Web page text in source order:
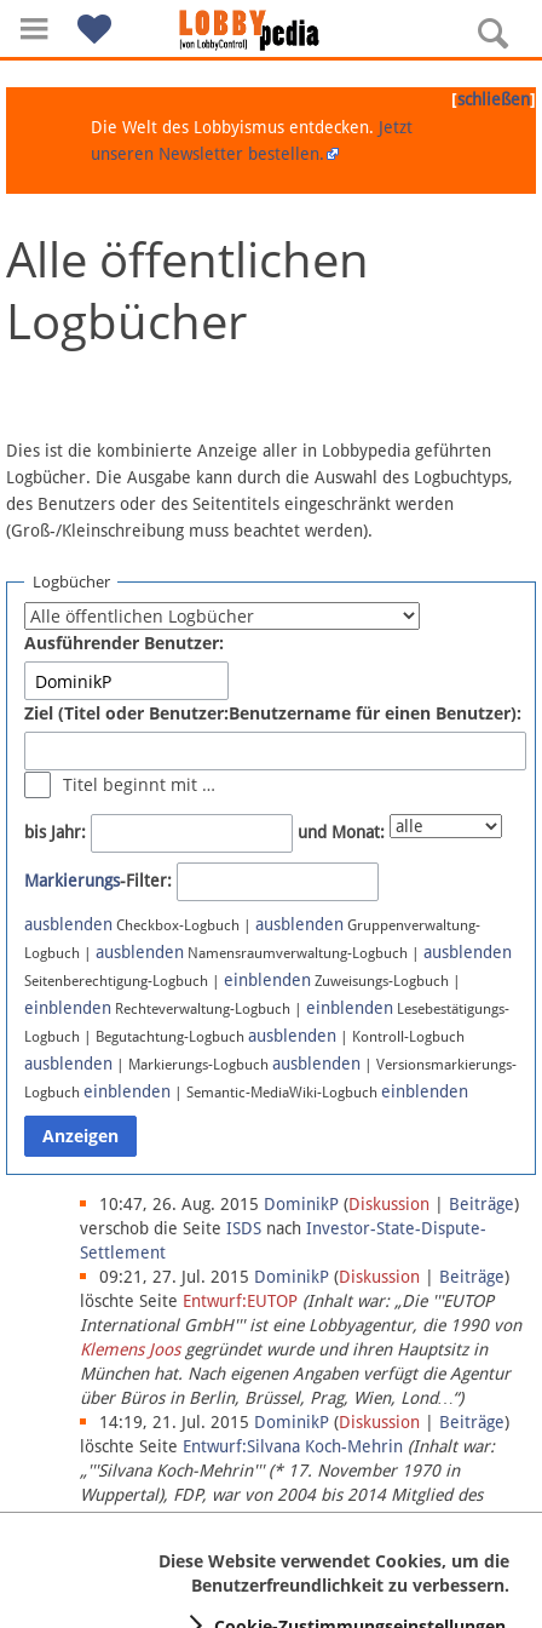
Navigation
Über Lobbypedia
Artikel nach Kategorien
FAQ
Fördermitglied werden
Fehler melden
Newsletter
Bluesky
Facebook
Instagram
Anmelden
Datenschutz
Über Lobbypedia
Impressum
[schließen]
Die Welt des Lobbyismus entdecken. Jetzt
unseren Newsletter bestellen.
Alle öffentlichen
Logbücher
Dies ist die kombinierte Anzeige aller in Lobbypedia geführten
Logbücher. Die Ausgabe kann durch die Auswahl des Logbuchtyps,
des Benutzers oder des Seitentitels eingeschränkt werden
(Groß-/Kleinschreibung muss beachtet werden).
Logbücher
Ausführender Benutzer:
Ziel (Titel oder Benutzer:Benutzername für einen Benutzer):
Titel beginnt mit …
bis Jahr: und Monat:
Markierungs-Filter:
ausblenden Checkbox-Logbuch | ausblenden Gruppenverwaltung-
Logbuch | ausblenden Namensraumverwaltung-Logbuch | ausblenden
Seitenberechtigung-Logbuch | einblenden Zuweisungs-Logbuch |
einblenden Rechteverwaltung-Logbuch | einblenden Lesebestätigungs-
Logbuch | Begutachtung-Logbuch ausblenden | Kontroll-Logbuch
ausblenden | Markierungs-Logbuch ausblenden | Versionsmarkierungs-
Logbuch einblenden | Semantic-MediaWiki-Logbuch einblenden
10:47, 26. Aug. 2015 DominikP (Diskussion Beiträge)
verschob die Seite ISDS nach Investor-State-Dispute-
Settlement
09:21, 27. Jul. 2015 DominikP (Diskussion Beiträge)
löschte Seite Entwurf:EUTOP (Inhalt war: „Die '''EUTOP
International GmbH''' ist eine Lobbyagentur, die 1990 von
Klemens Joosgegründet wurde und ihren Hauptsitz in
München hat. Nach eigenen Angaben verfügt die Agentur
über Büros in Berlin, Brüssel, Prag, Wien, Lond…“)
14:19, 21. Jul. 2015 DominikP (Diskussion Beiträge)
löschte Seite Entwurf:Silvana Koch-Mehrin (Inhalt war:
„'''Silvana Koch-Mehrin''' (* 17. November 1970 in
Wuppertal), FDP, war von 2004 bis 2014 Mitglied des
Europäischen Parlaments, seit November 2014 ist sie für
Diese Website verwendet Cookies, um die
Benutzerfreundlichkeit zu verbessern.